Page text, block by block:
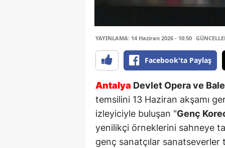
YAYINLAMA: 14 Haziran 2026 - 10:50
Facebook'ta Paylaş
Antalya Devlet Opera ve
temsilini 13 Haziran akşamı
izleyiciyle buluşan "Genç
yenilikçi örneklerini sahneye
genç sanatçılar sanatseverler